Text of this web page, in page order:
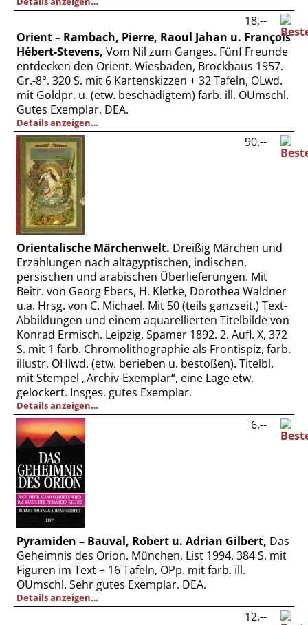
Orient – Rambach, Pierre, Raoul Jahan u. François
Hébert-Stevens, Vom Nil zum Ganges. Fünf Freunde
entdecken den Orient. Wiesbaden, Brockhaus 1957.
Gr.-8°. 320 S. mit 6 Kartenskizzen + 32 Tafeln, OLwd.
mit Goldpr. u. (etw. beschädigtem) farb. ill. OUmschl.
Gutes Exemplar. DEA.
Details anzeigen…
18,--
Orientalische Märchenwelt. Dreißig Märchen und
Erzählungen nach altägyptischen, indischen,
persischen und arabischen Überlieferungen. Mit
Beitr. von Georg Ebers, H. Kletke, Dorothea Waldner
u.a. Hrsg. von C. Michael. Mit 50 (teils ganzseit.) Text-
Abbildungen und einem aquarellierten Titelbilde von
Konrad Ermisch. Leipzig, Spamer 1892. 2. Aufl. X, 372
S. mit 1 farb. Chromolithographie als Frontispiz, farb.
illustr. OHlwd. (etw. berieben u. bestoßen). Titelbl.
mit Stempel „Archiv-Exemplar“, eine Lage etw.
gelockert. Insges. gutes Exemplar.
Details anzeigen…
90,--
Pyramiden – Bauval, Robert u. Adrian Gilbert, Das
Geheimnis des Orion. München, List 1994. 384 S. mit
Figuren im Text + 16 Tafeln, OPp. mit farb. ill.
OUmschl. Sehr gutes Exemplar. DEA.
Details anzeigen…
6,--
12,--